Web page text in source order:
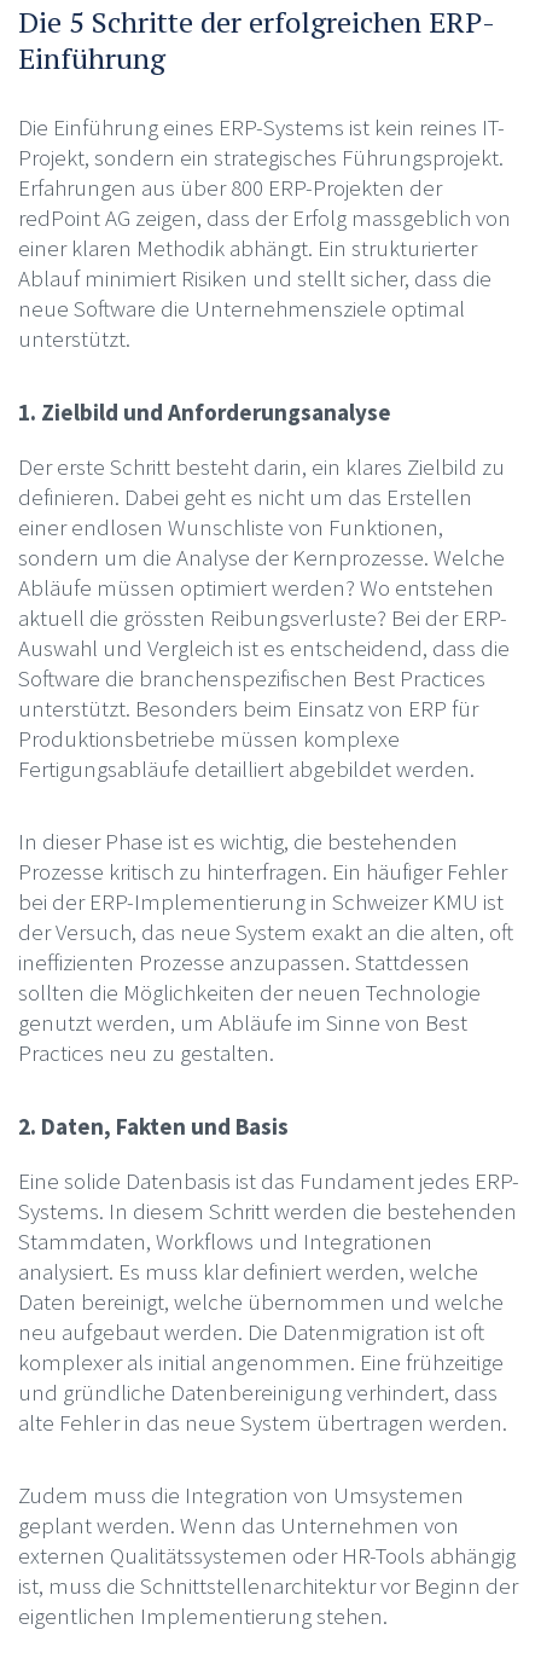
Die 5 Schritte der erfolgreichen ERP-
Einführung
Die Einführung eines ERP-Systems ist kein reines IT-
Projekt, sondern ein strategisches Führungsprojekt.
Erfahrungen aus über 800 ERP-Projekten der
redPoint AG zeigen, dass der Erfolg massgeblich von
einer klaren Methodik abhängt. Ein strukturierter
Ablauf minimiert Risiken und stellt sicher, dass die
neue Software die Unternehmensziele optimal
unterstützt.
1. Zielbild und Anforderungsanalyse
Der erste Schritt besteht darin, ein klares Zielbild zu
definieren. Dabei geht es nicht um das Erstellen
einer endlosen Wunschliste von Funktionen,
sondern um die Analyse der Kernprozesse. Welche
Abläufe müssen optimiert werden? Wo entstehen
aktuell die grössten Reibungsverluste? Bei der ERP-
Auswahl und Vergleich ist es entscheidend, dass die
Software die branchenspezifischen Best Practices
unterstützt. Besonders beim Einsatz von ERP für
Produktionsbetriebe müssen komplexe
Fertigungsabläufe detailliert abgebildet werden.
In dieser Phase ist es wichtig, die bestehenden
Prozesse kritisch zu hinterfragen. Ein häufiger Fehler
bei der ERP-Implementierung in Schweizer KMU ist
der Versuch, das neue System exakt an die alten, oft
ineffizienten Prozesse anzupassen. Stattdessen
sollten die Möglichkeiten der neuen Technologie
genutzt werden, um Abläufe im Sinne von Best
Practices neu zu gestalten.
2. Daten, Fakten und Basis
Eine solide Datenbasis ist das Fundament jedes ERP-
Systems. In diesem Schritt werden die bestehenden
Stammdaten, Workflows und Integrationen
analysiert. Es muss klar definiert werden, welche
Daten bereinigt, welche übernommen und welche
neu aufgebaut werden. Die Datenmigration ist oft
komplexer als initial angenommen. Eine frühzeitige
und gründliche Datenbereinigung verhindert, dass
alte Fehler in das neue System übertragen werden.
Zudem muss die Integration von Umsystemen
geplant werden. Wenn das Unternehmen von
externen Qualitätssystemen oder HR-Tools abhängig
ist, muss die Schnittstellenarchitektur vor Beginn der
eigentlichen Implementierung stehen.